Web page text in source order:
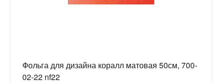
Фольга для дизайна коралл матовая 50см, 700-
02-22 nf22